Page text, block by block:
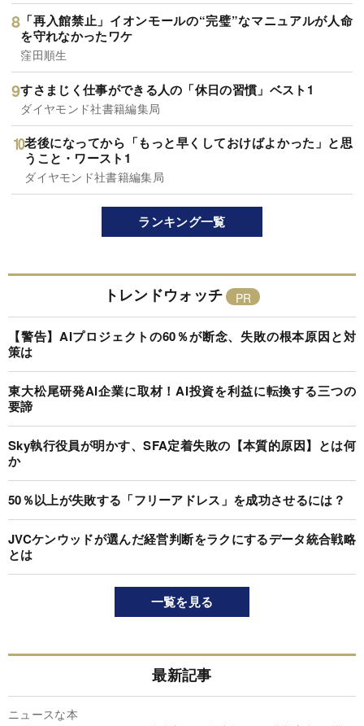
「再入館禁止」イオンモールの“完璧”なマニュアルが人命
を守れなかったワケ
窪田順生
すさまじく仕事ができる人の「休日の習慣」ベスト1
ダイヤモンド社書籍編集局
老後になってから「もっと早くしておけばよかった」と思
うこと・ワースト1
ダイヤモンド社書籍編集局
ランキング一覧
トレンドウォッチ
【警告】AIプロジェクトの60％が断念、失敗の根本原因と対
策は
東大松尾研発AI企業に取材！AI投資を利益に転換する三つの
要諦
Sky執行役員が明かす、SFA定着失敗の【本質的原因】とは何
か
50％以上が失敗する「フリーアドレス」を成功させるには？
JVCケンウッドが選んだ経営判断をラクにするデータ統合戦略
とは
一覧を見る
最新記事
ニュースな本